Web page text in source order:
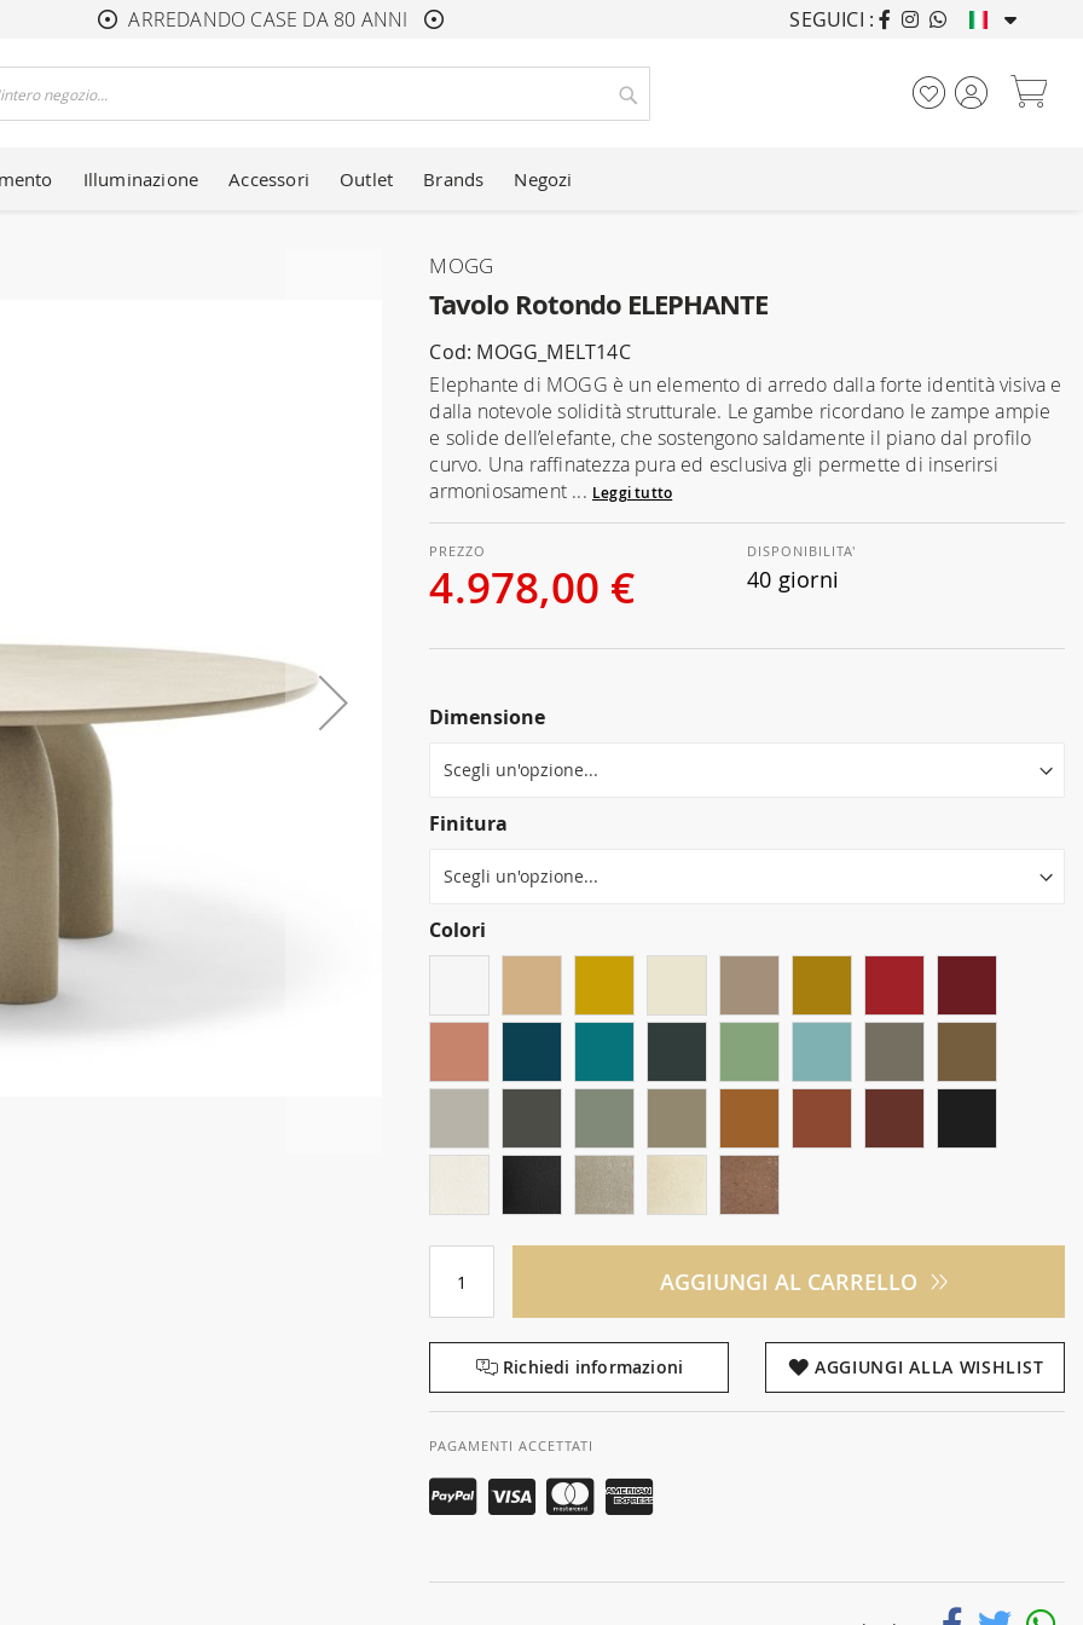
ARREDANDO CASE DA 80 ANNI ARREDANDO CASE
SEGUICI :
Cerca
Illuminazione Accessori Outlet Brands Negozi
Tavolo Rotondo ELEPHANTE
MOGG
Cod: MOGG_MELT14C
Elephante di MOGG è un elemento di arredo dalla forte identità visiva e
dalla notevole solidità strutturale. Le gambe ricordano le zampe ampie
e solide dell’elefante, che sostengono saldamente il piano dal profilo
curvo. Una raffinatezza pura ed esclusiva gli permette di inserirsi
armoniosament ... Leggi tutto
4.978,00 €
DISPONIBILITA'
40 giorni
Dimensione
Finitura
Colori
AGGIUNGI AL CARRELLO
Richiedi informazioni AGGIUNGI ALLA WISHLIST
PAGAMENTI ACCETTATI